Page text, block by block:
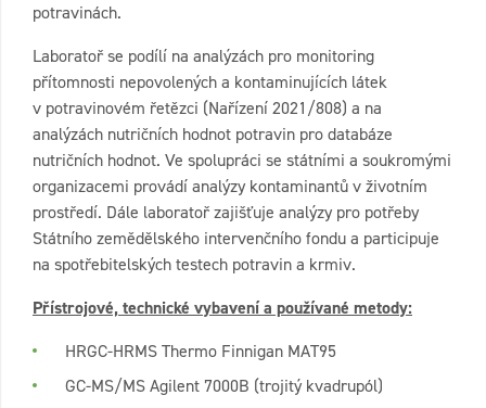
potravinách.
Laboratoř se podílí na analýzách pro monitoring
přítomnosti nepovolených a kontaminujících látek
v potravinovém řetězci (Nařízení 2021/808) a na
analýzách nutričních hodnot potravin pro databáze
nutričních hodnot. Ve spolupráci se státními a soukromými
organizacemi provádí analýzy kontaminantů v životním
prostředí. Dále laboratoř zajišťuje analýzy pro potřeby
Státního zemědělského intervenčního fondu a participuje
na spotřebitelských testech potravin a krmiv.
Přístrojové, technické vybavení a používané metody:
HRGC-HRMS Thermo Finnigan MAT95
GC-MS/MS Agilent 7000B (trojitý kvadrupól)